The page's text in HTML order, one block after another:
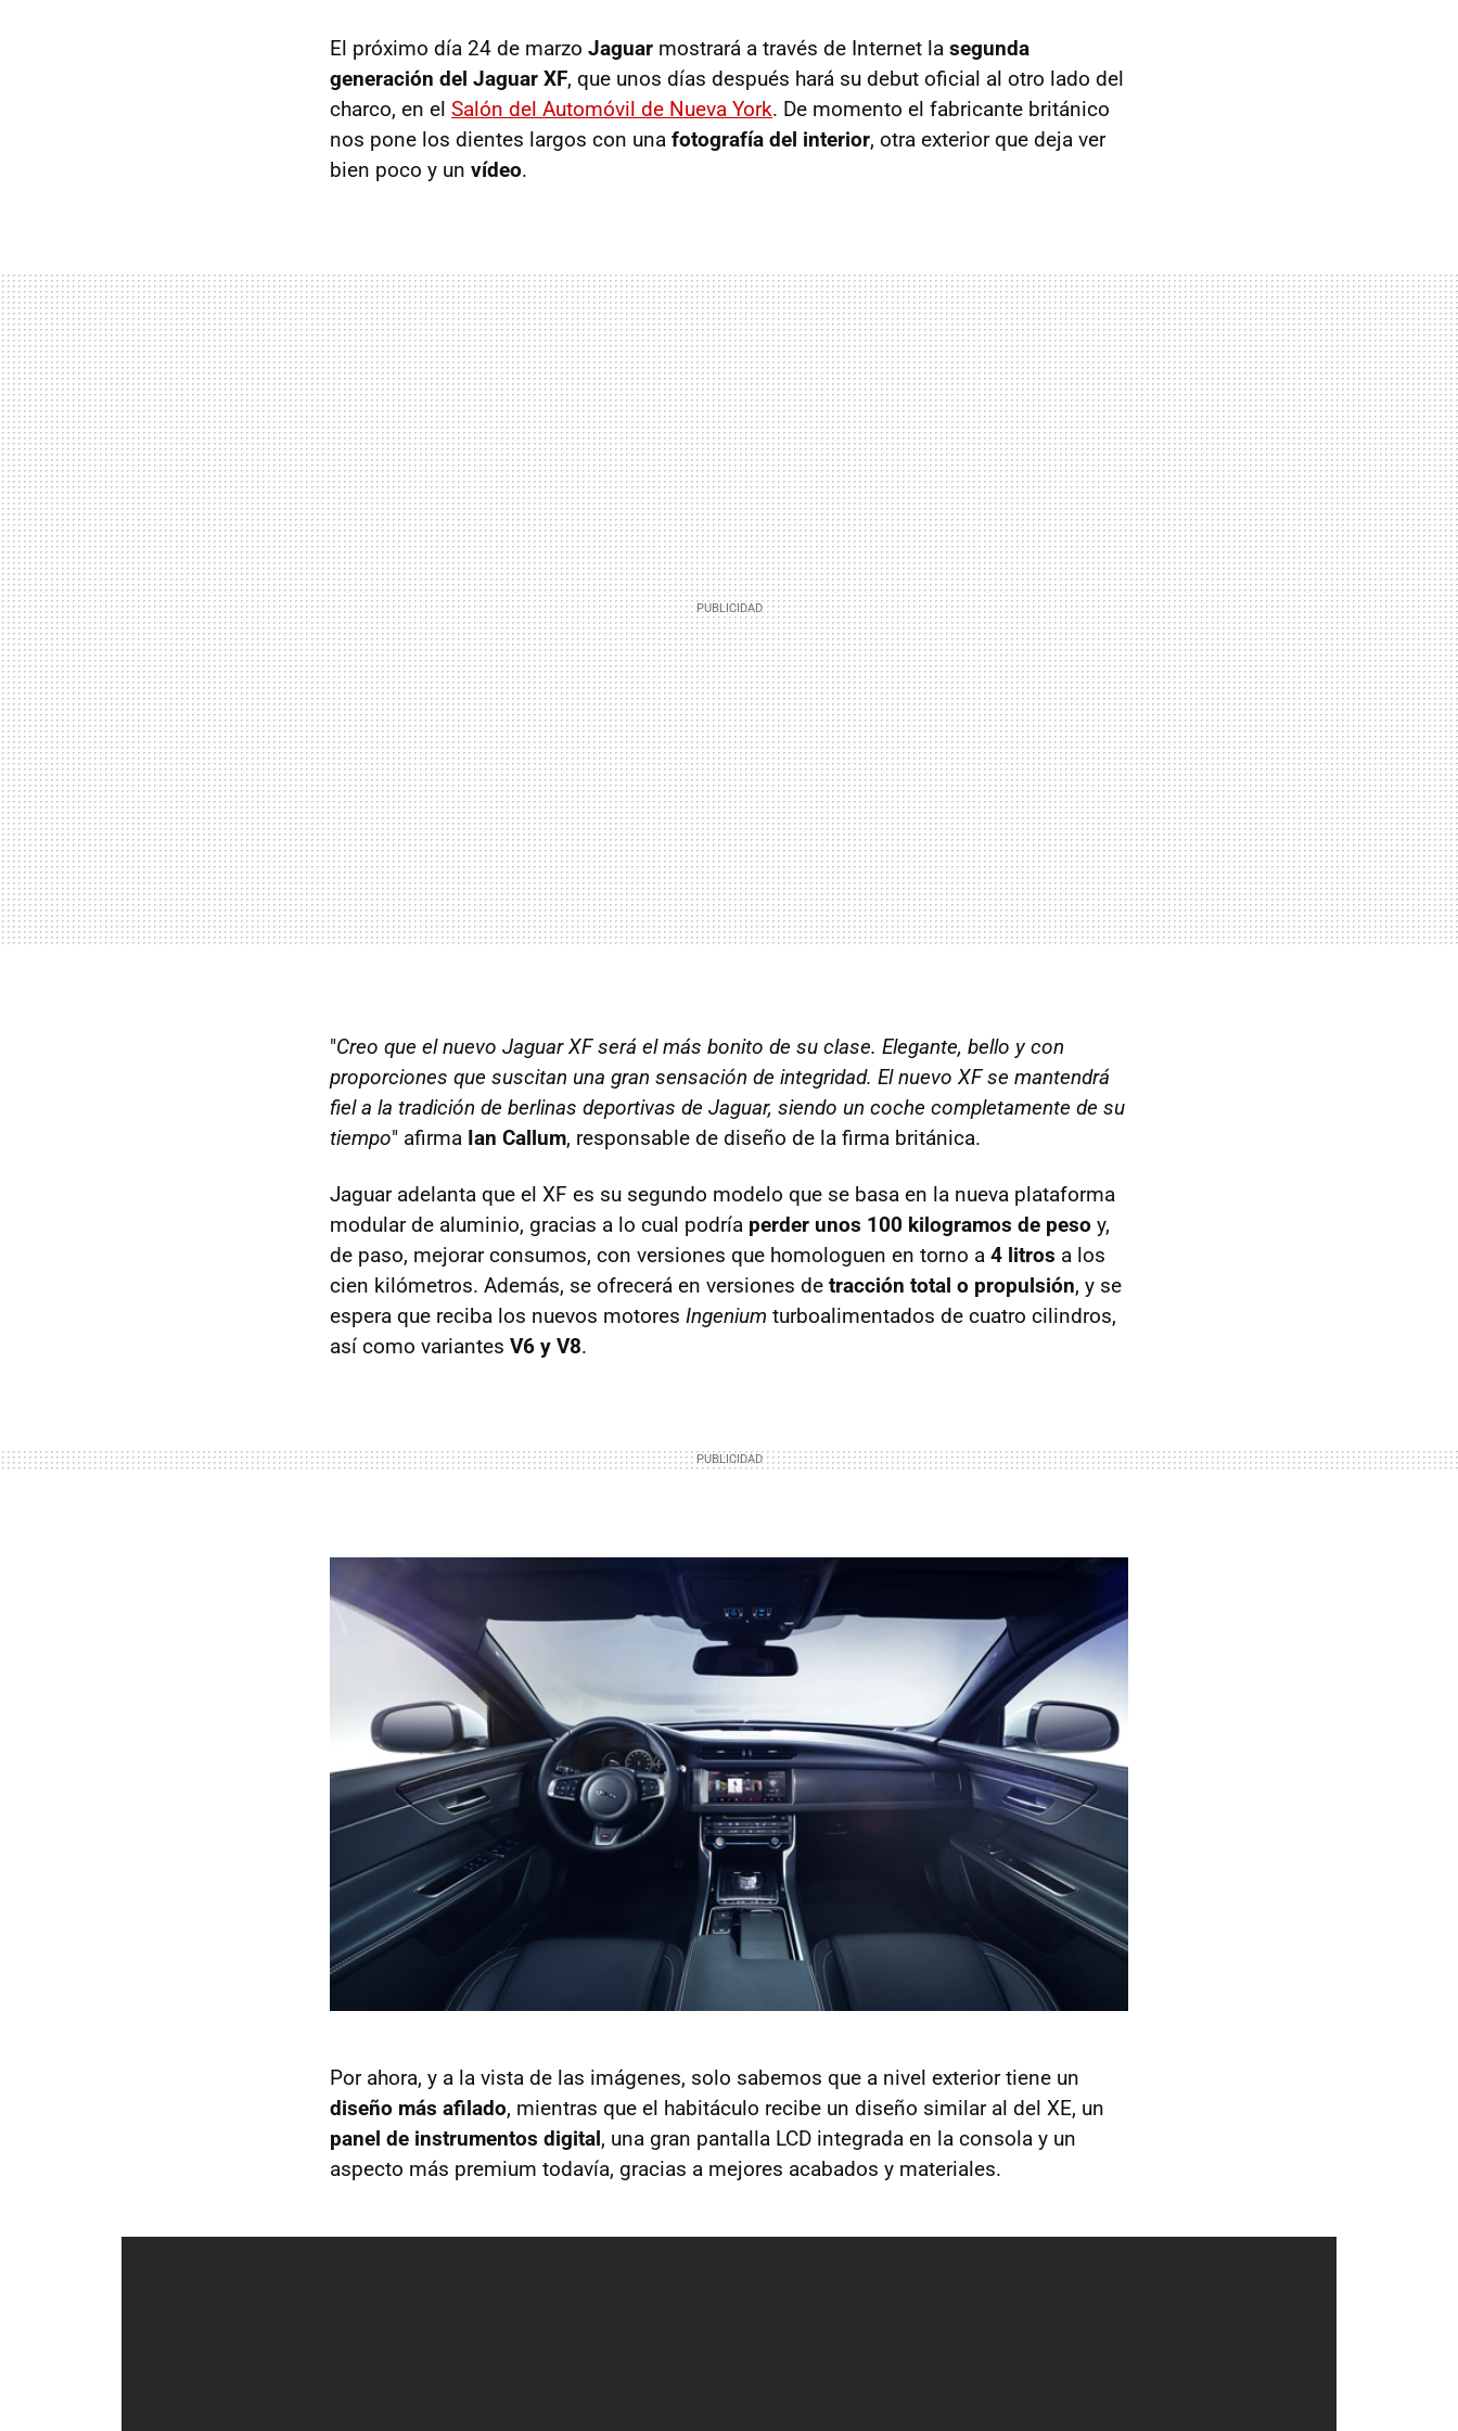
El próximo día 24 de marzo Jaguar mostrará a través de Internet la segunda
generación del Jaguar XF, que unos días después hará su debut oficial al otro lado del
charco, en el Salón del Automóvil de Nueva York. De momento el fabricante británico
nos pone los dientes largos con una fotografía del interior, otra exterior que deja ver
bien poco y un vídeo.
"Creo que el nuevo Jaguar XF será el más bonito de su clase. Elegante, bello y con
proporciones que suscitan una gran sensación de integridad. El nuevo XF se mantendrá
fiel a la tradición de berlinas deportivas de Jaguar, siendo un coche completamente de su
tiempo" afirma Ian Callum, responsable de diseño de la firma británica.
Jaguar adelanta que el XF es su segundo modelo que se basa en la nueva plataforma
modular de aluminio, gracias a lo cual podría perder unos 100 kilogramos de peso y,
de paso, mejorar consumos, con versiones que homologuen en torno a 4 litros a los
cien kilómetros. Además, se ofrecerá en versiones de tracción total o propulsión, y se
espera que reciba los nuevos motores Ingenium turboalimentados de cuatro cilindros,
así como variantes V6 y V8.
Por ahora, y a la vista de las imágenes, solo sabemos que a nivel exterior tiene un
diseño más afilado, mientras que el habitáculo recibe un diseño similar al del XE, un
panel de instrumentos digital, una gran pantalla LCD integrada en la consola y un
aspecto más premium todavía, gracias a mejores acabados y materiales.